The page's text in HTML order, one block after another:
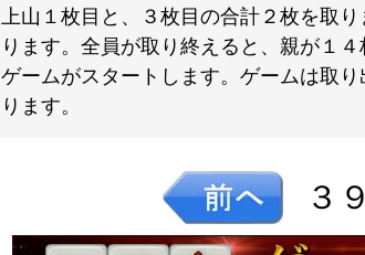
上山１枚目と、３枚目の合計２枚を取
ります。全員が取り終えると、親が１
ゲームがスタートします。ゲームは取
ります。
３